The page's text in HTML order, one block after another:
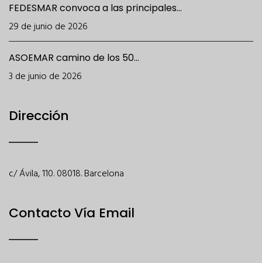
FEDESMAR convoca a las principales...
29 de junio de 2026
ASOEMAR camino de los 50...
3 de junio de 2026
Dirección
c/ Ávila, 110. 08018. Barcelona
Contacto Vía Email